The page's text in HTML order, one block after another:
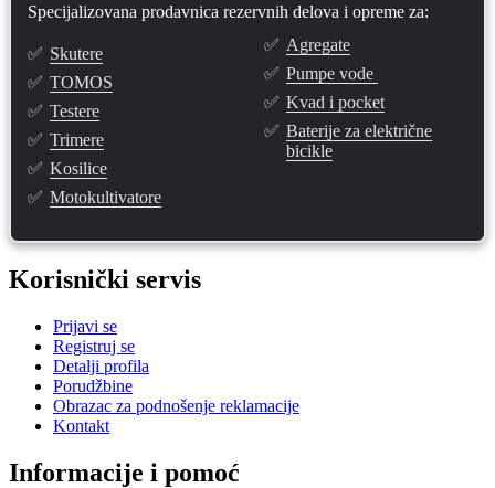
Specijalizovana prodavnica rezervnih delova i opreme za:
✅ Skutere
✅ TOMOS
✅ Testere
✅ Trimere
✅ Kosilice
✅ Motokultivatore
✅ Agregate
✅ Pumpe vode
✅ Kvad i pocket
✅ Baterije za električne
bicikle
Korisnički servis
Prijavi se
Registruj se
Detalji profila
Porudžbine
Obrazac za podnošenje reklamacije
Kontakt
Informacije i pomoć